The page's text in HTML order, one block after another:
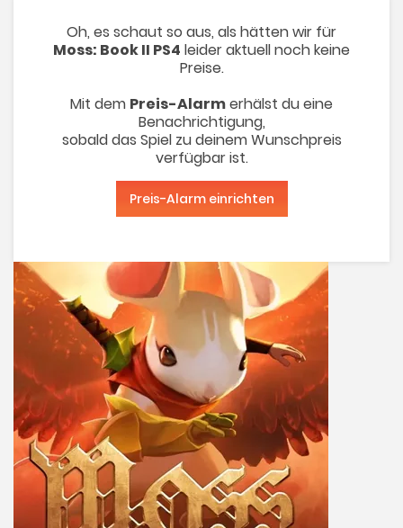
Oh, es schaut so aus, als hätten wir für
Moss: Book II PS4 leider aktuell noch keine
Preise.
Mit dem Preis-Alarmerhälst du eine
Benachrichtigung,
sobald das Spiel zu deinem Wunschpreis
verfügbar ist.
Preis-Alarm einrichten